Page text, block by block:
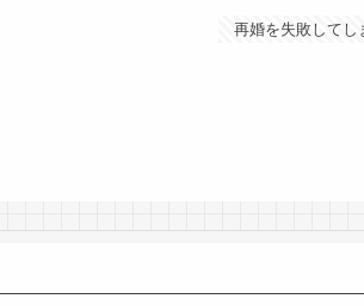
再婚を失敗してし